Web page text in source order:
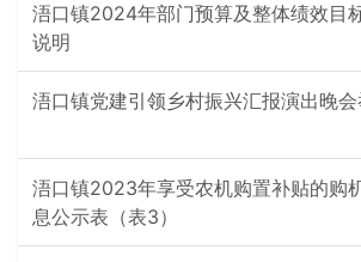
浯口镇2024年部门预算及整体绩效目
说明
浯口镇党建引领乡村振兴汇报演出晚
浯口镇2023年享受农机购置补贴的购
息公示表（表3）